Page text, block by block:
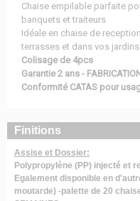
Chaise empilable parfaite
banquets et traiteurs
Idéale en chaise de
terrasses et dans vos jardins
Colisage de 4pcs
Garantie 2 ans -
Conformité CATAS pour
Finitions
Assise et Dossier:
Polypropylène (PP) injecté et
Egalement disponible en
moutarde) -palette de 20